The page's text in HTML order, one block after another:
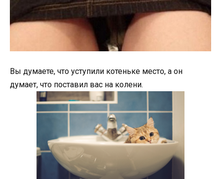
Вы думаете, что уступили котеньке место, а он
думает, что поставил вас на колени.